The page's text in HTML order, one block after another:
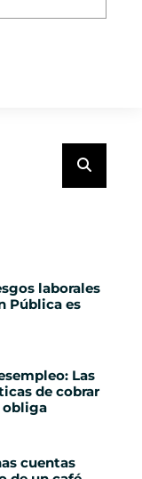
laborales
Pública es
Las
de cobrar
obliga
cuentas